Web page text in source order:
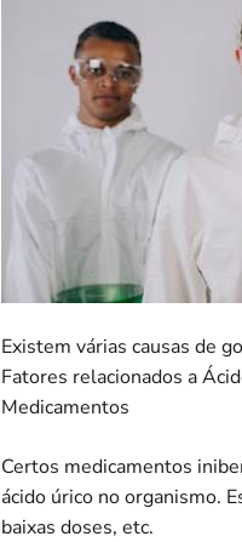
Existem várias causas de
Fatores relacionados a
Medicamentos
Certos medicamentos
ácido úrico no organismo.
baixas doses, etc.